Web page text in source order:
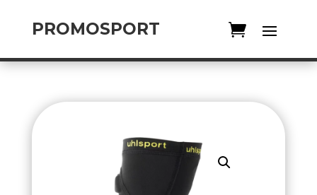
PROMOSPORT